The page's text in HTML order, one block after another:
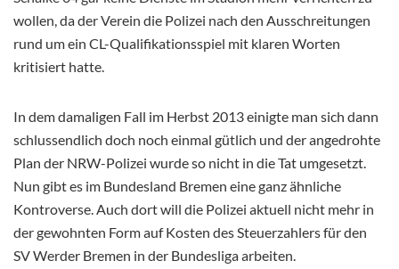
wollen, da der Verein die Polizei nach den Ausschreitungen
rund um ein CL-Qualifikationsspiel mit klaren Worten
kritisiert hatte.
In dem damaligen Fall im Herbst 2013 einigte man sich dann
schlussendlich doch noch einmal gütlich und der angedrohte
Plan der NRW-Polizei wurde so nicht in die Tat umgesetzt.
Nun gibt es im Bundesland Bremen eine ganz ähnliche
Kontroverse. Auch dort will die Polizei aktuell nicht mehr in
der gewohnten Form auf Kosten des Steuerzahlers für den
SV Werder Bremen in der Bundesliga arbeiten.